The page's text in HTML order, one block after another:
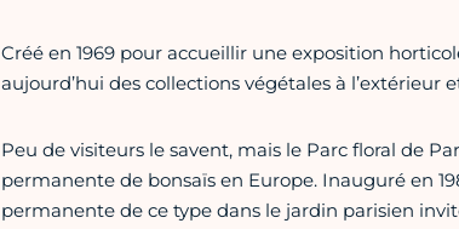
Créé en 1969 pour accueillir une exposition
aujourd’hui des collections végétales à l’extérieur
Peu de visiteurs le savent, mais le Parc floral de
permanente de bonsaïs en Europe. Inauguré en
permanente de ce type dans le jardin parisien